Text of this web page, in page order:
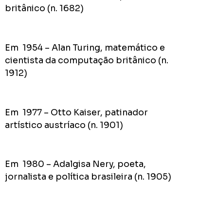
britânico (n. 1682)
Em 1954 – Alan Turing, matemático e
cientista da computação britânico (n.
1912)
Em 1977 – Otto Kaiser, patinador
artístico austríaco (n. 1901)
Em 1980 – Adalgisa Nery, poeta,
jornalista e política brasileira (n. 1905)